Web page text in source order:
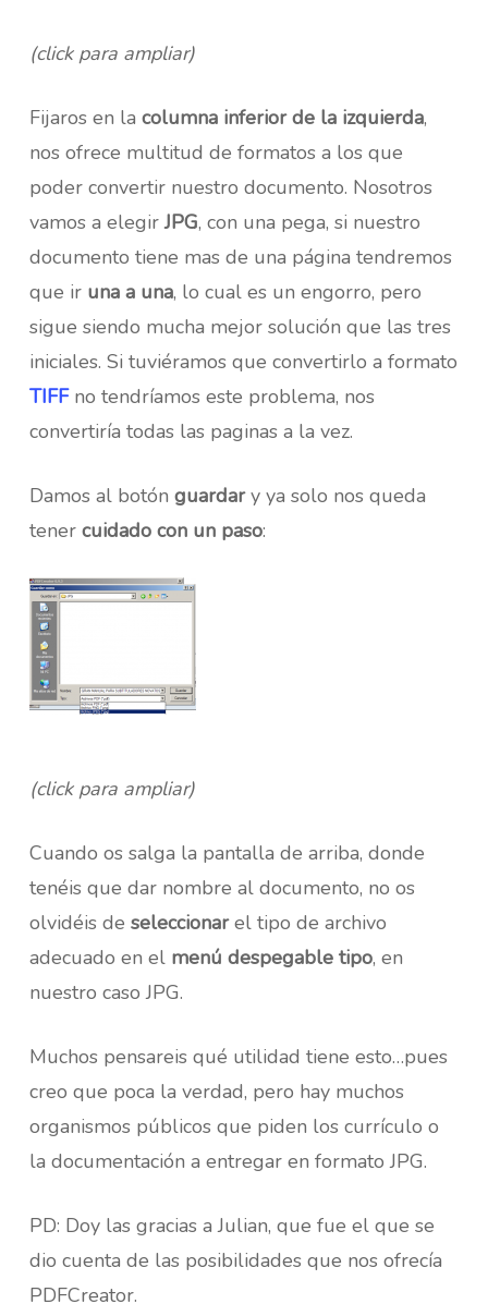
(click para ampliar)
Fijaros en la columna inferior de la izquierda,
nos ofrece multitud de formatos a los que
poder convertir nuestro documento. Nosotros
vamos a elegirJPG, con una pega, si nuestro
documento tiene mas de una página tendremos
que ir una a una, lo cual es un engorro, pero
sigue siendo mucha mejor solución que las tres
iniciales. Si tuviéramos que convertirlo a formato
TIFFno tendríamos este problema, nos
convertiría todas las paginas a la vez.
Damos al botón guardary ya solo nos queda
tener cuidado con un paso:
(click para ampliar)
Cuando os salga la pantalla de arriba, donde
tenéis que dar nombre al documento, no os
olvidéis de seleccionarel tipo de archivo
adecuado en el menú despegable tipo, en
nuestro caso JPG.
Muchos pensareis qué utilidad tiene esto…pues
creo que poca la verdad, pero hay muchos
organismos públicos que piden los currículo o
la documentación a entregar en formato JPG.
PD: Doy las gracias a Julian, que fue el que se
dio cuenta de las posibilidades que nos ofrecía
PDFCreator.